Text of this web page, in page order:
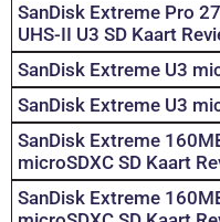
SanDisk Extreme Pro
UHS-II U3 SD Kaart
SanDisk Extreme U3
SanDisk Extreme U3
SanDisk Extreme
microSDXC SD Kaart
SanDisk Extreme